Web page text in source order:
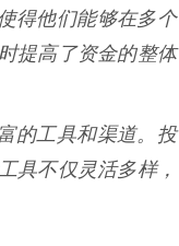
得他们能够在多个
提高了资金的整体
的工具和渠道。投
具不仅灵活多样，